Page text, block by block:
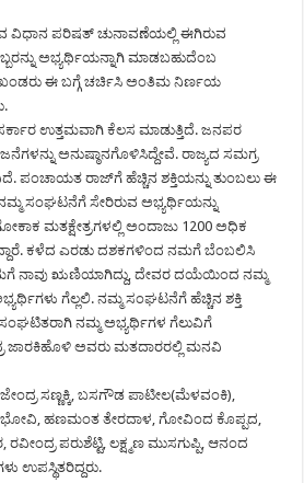
ವಿಧಾನ ಪರಿಷತ್ ಚುನಾವಣೆಯಲ್ಲಿ ಈಗಿರುವ
ಅಭ್ಯರ್ಥಿಯನ್ನಾಗಿ ಮಾಡಬಹುದೆಂಬ
ಈ ಬಗ್ಗೆ ಚರ್ಚಿಸಿ ಅಂತಿಮ ನಿರ್ಣಯ
ಸರ್ಕಾರ ಉತ್ತಮವಾಗಿ ಕೆಲಸ ಮಾಡುತ್ತಿದೆ. ಜನಪರ
ಅನುಷ್ಠಾನಗೊಳಿಸಿದ್ದೇವೆ. ರಾಜ್ಯದ ಸಮಗ್ರ
ಪಂಚಾಯತ ರಾಜ್‍ಗೆ ಹೆಚ್ಚಿನ ಶಕ್ತಿಯನ್ನು ತುಂಬಲು ಈ
ಸಂಘಟನೆಗೆ ಸೇರಿರುವ ಅಭ್ಯರ್ಥಿಯನ್ನು
ಮತಕ್ಷೇತ್ರಗಳಲ್ಲಿ ಅಂದಾಜು 1200 ಅಧಿಕ
ಕಳೆದ ಎರಡು ದಶಕಗಳಿಂದ ನಮಗೆ ಬೆಂಬಲಿಸಿ
ನಾವು ಋಣಿಯಾಗಿದ್ದು, ದೇವರ ದಯೆಯಿಂದ ನಮ್ಮ
ಗೆಲ್ಲಲಿ. ನಮ್ಮ ಸಂಘಟನೆಗೆ ಹೆಚ್ಚಿನ ಶಕ್ತಿ
ನಮ್ಮ ಅಭ್ಯರ್ಥಿಗಳ ಗೆಲುವಿಗೆ
ಜಾರಕಿಹೊಳಿ ಅವರು ಮತದಾರರಲ್ಲಿ ಮನವಿ
ಸಣ್ಣಕ್ಕಿ, ಬಸಗೌಡ ಪಾಟೀಲ(ಮೆಳವಂಕಿ),
ಹಣಮಂತ ತೇರದಾಳ, ಗೋವಿಂದ ಕೊಪ್ಪದ,
ರವೀಂದ್ರ ಪರುಶೆಟ್ಟಿ, ಲಕ್ಷ್ಮಣ ಮುಸಗುಪ್ಪಿ, ಆನಂದ
ಉಪಸ್ಥಿತರಿದ್ದರು.